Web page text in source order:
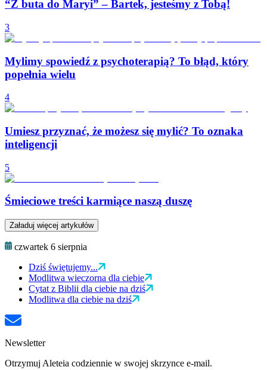
“Z buta do Maryi” – Bartek, jesteśmy z Tobą!
3
Mylimy spowiedź z psychoterapią? To błąd, który
popełnia wielu
4
Umiesz przyznać, że możesz się mylić? To oznaka
inteligencji
5
Śmieciowe treści karmiące naszą duszę
Załaduj więcej artykułów
czwartek 6 sierpnia
Dziś świętujemy...
Modlitwa wieczorna dla ciebie
Cytat z Biblii dla ciebie na dziś
Modlitwa dla ciebie na dziś
Newsletter
Otrzymuj Aleteia codziennie w swojej skrzynce e-mail.